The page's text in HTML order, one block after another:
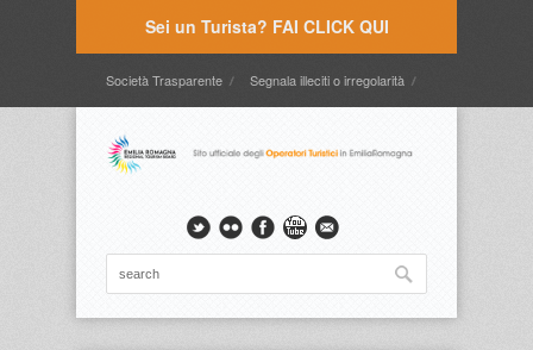
Sei un Turista? FAI CLICK QUI
Società Trasparente Segnala illeciti o irregolarità
Timbrature